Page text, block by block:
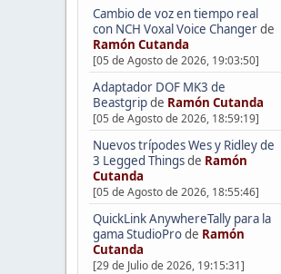
Cambio de voz en tiempo real
con NCH Voxal Voice Changerde
Ramón Cutanda
[05 de Agosto de 2026, 19:03:50]
Adaptador DOF MK3 de
Beastgripde Ramón Cutanda
[05 de Agosto de 2026, 18:59:19]
Nuevos trípodes Wes y Ridley de
3 Legged Thingsde Ramón
Cutanda
[05 de Agosto de 2026, 18:55:46]
QuickLink AnywhereTally para la
gama StudioProde Ramón
Cutanda
[29 de Julio de 2026, 19:15:31]